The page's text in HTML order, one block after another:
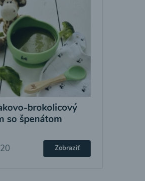
brokolicový
so špenátom
Zobraziť